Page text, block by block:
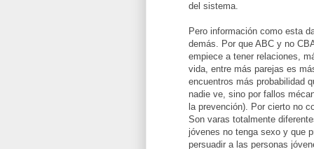
del sistema.
Pero información como esta
demás. Por que ABC y no
empiece a tener relaciones,
vida, entre más parejas es
encuentros más probabilidad
nadie ve, sino por fallos
la prevención). Por cierto no
Son varas totalmente
jóvenes no tenga sexo y que
persuadir a las personas